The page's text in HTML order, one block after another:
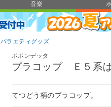
音楽
バラエティグッズ
ポポンデッタ
プラコップ Ｅ５系
てつどう柄のプラコップ。